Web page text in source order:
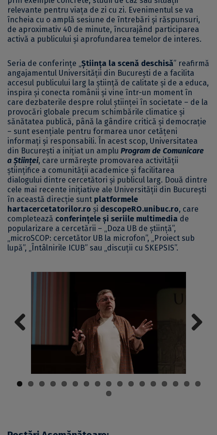
relevante pentru viața de zi cu zi. Evenimentul se va
încheia cu o amplă sesiune de întrebări și răspunsuri,
de aproximativ 40 de minute, încurajând participarea
activă a publicului și aprofundarea temelor de interes.
Seria de conferințe „ Știința la scenă deschisă” reafirmă
angajamentul Universității din București de a facilita
accesul publicului larg la știință de calitate și de a educa,
inspira și conecta românii și vine într-un moment în
care dezbaterile despre rolul științei în societate – de la
provocări globale precum schimbările climatice și
sănătatea publică, până la gândire critică și democrație
– sunt esențiale pentru formarea unor cetățeni
informați și responsabili. În acest scop, Universitatea
din București a inițiat un amplu Program de Comunicare
a Științei, care urmărește promovarea activității
științifice a comunității academice și facilitarea
dialogului dintre cercetători și publicul larg. Două dintre
cele mai recente inițiative ale Universității din București
în această direcție sunt platformele
hartacercetatorilor.ro și descopeRO.unibuc.ro, care
completează conferințele și seriile multimedia de
popularizare a cercetării – „Doza UB de știință”,
„microSCOP: cercetător UB la microfon”, „Proiect sub
lupă”, „Întâlnirile ICUB” sau „discuții cu SKEPSIS”.